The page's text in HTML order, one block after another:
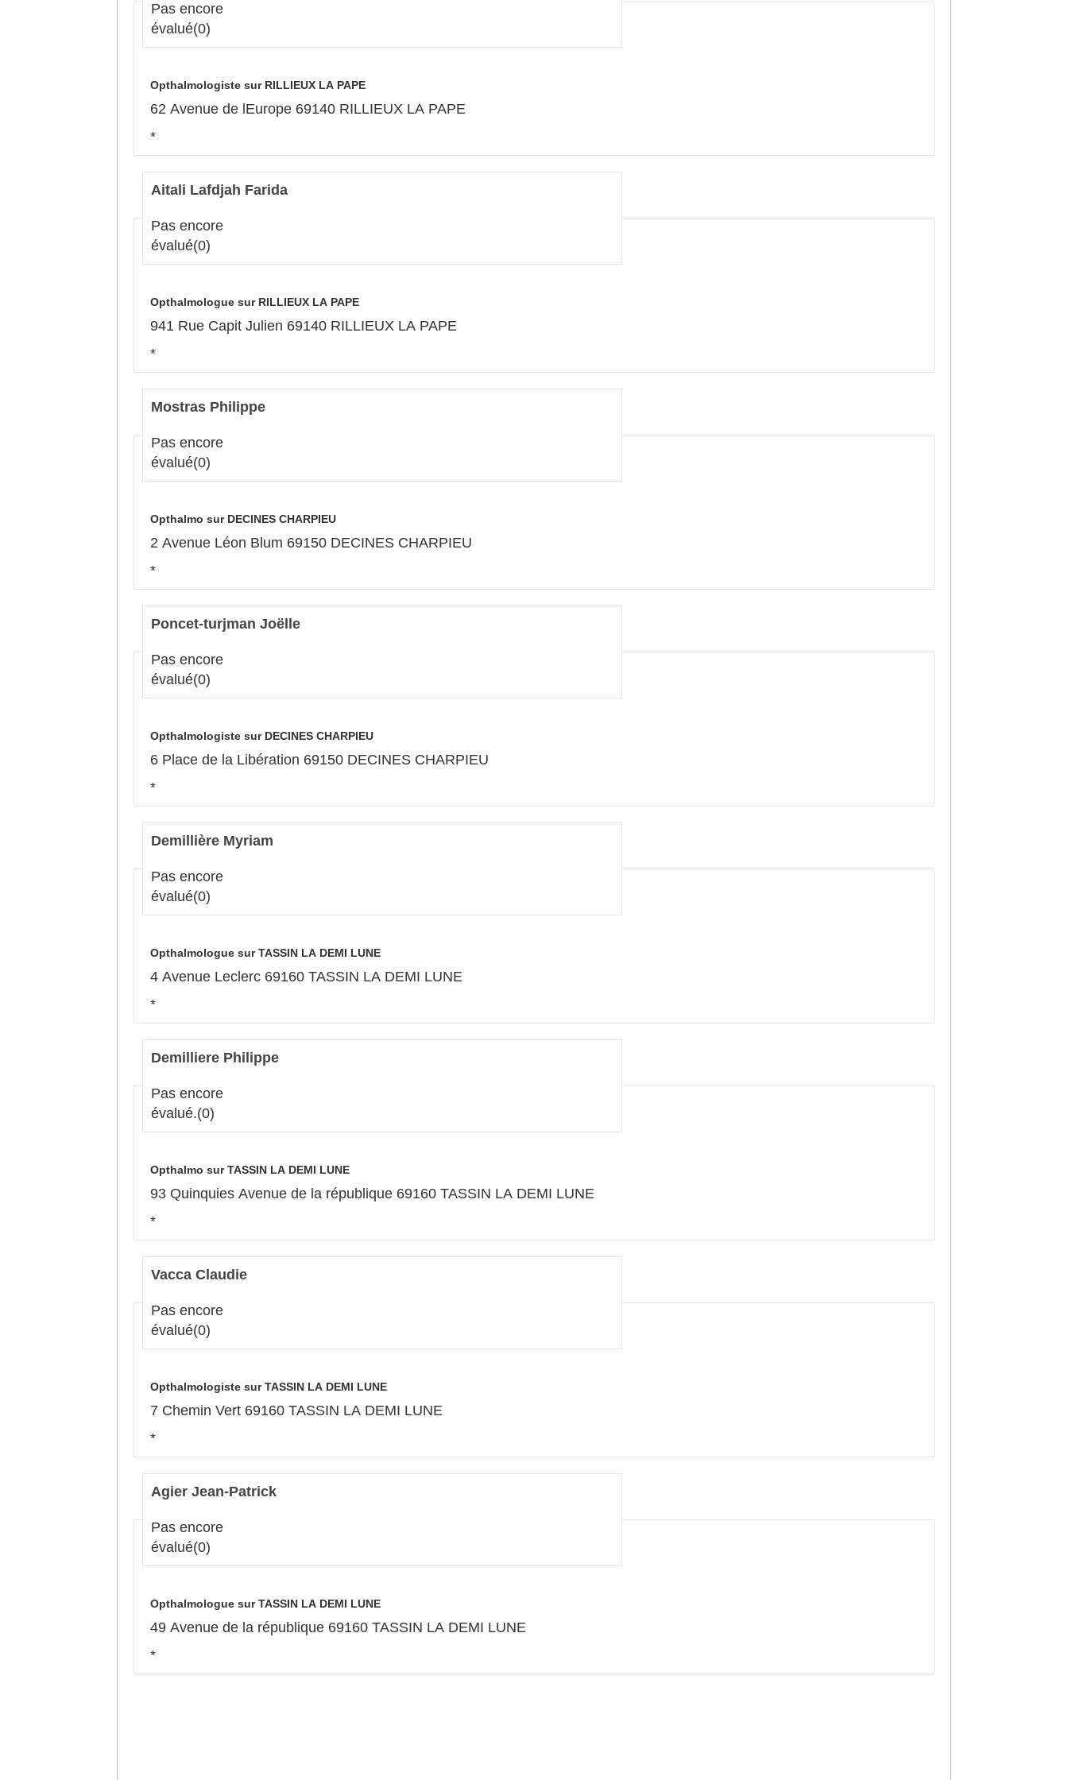
Pas encore
évalué(0)
Opthalmologiste sur RILLIEUX LA PAPE
62 Avenue de lEurope 69140 RILLIEUX LA PAPE
*
Aitali Lafdjah Farida
Pas encore
évalué(0)
Opthalmologue sur RILLIEUX LA PAPE
941 Rue Capit Julien 69140 RILLIEUX LA PAPE
*
Mostras Philippe
Pas encore
évalué(0)
Opthalmo sur DECINES CHARPIEU
2 Avenue Léon Blum 69150 DECINES CHARPIEU
*
Poncet-turjman Joëlle
Pas encore
évalué(0)
Opthalmologiste sur DECINES CHARPIEU
6 Place de la Libération 69150 DECINES CHARPIEU
*
Demillière Myriam
Pas encore
évalué(0)
Opthalmologue sur TASSIN LA DEMI LUNE
4 Avenue Leclerc 69160 TASSIN LA DEMI LUNE
*
Demilliere Philippe
Pas encore
évalué.(0)
Opthalmo sur TASSIN LA DEMI LUNE
93 Quinquies Avenue de la république 69160 TASSIN LA DEMI LUNE
*
Vacca Claudie
Pas encore
évalué(0)
Opthalmologiste sur TASSIN LA DEMI LUNE
7 Chemin Vert 69160 TASSIN LA DEMI LUNE
*
Agier Jean-Patrick
Pas encore
évalué(0)
Opthalmologue sur TASSIN LA DEMI LUNE
49 Avenue de la république 69160 TASSIN LA DEMI LUNE
*